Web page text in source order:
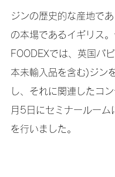
ジンの歴史的な産地で
の本場であるイギリス
FOODEXでは、英国パ
本未輸入品を含む)ジン
し、それに関連したコ
月5日にセミナールーム
を行いました。